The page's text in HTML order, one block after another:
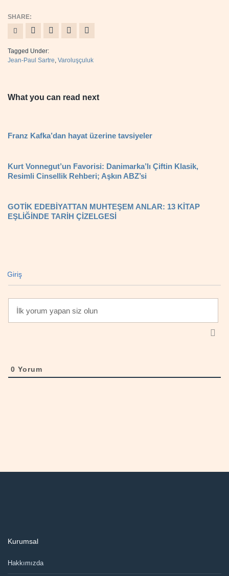
Tagged Under:
Jean-Paul Sartre, Varoluşçuluk
What you can read next
Franz Kafka’dan hayat üzerine tavsiyeler
Kurt Vonnegut’un Favorisi: Danimarka’lı Çiftin Klasik,
Resimli Cinsellik Rehberi; Aşkın ABZ’si
GOTİK EDEBİYATTAN MUHTEŞEM ANLAR: 13 KİTAP
EŞLİĞİNDE TARİH ÇİZELGESİ
Giriş
0 Yorum
Kurumsal
Hakkımızda